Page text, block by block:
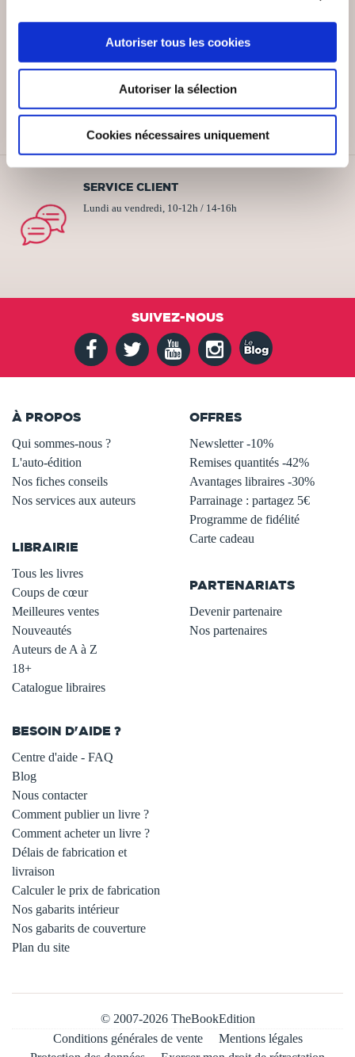
Autoriser tous les cookies
Autoriser la sélection
Cookies nécessaires uniquement
PAIEMENT SÉCURISÉ
Remises quantités jusqu'à -42%
SERVICE CLIENT
Lundi au vendredi, 10-12h / 14-16h
SUIVEZ-NOUS
À PROPOS
Qui sommes-nous ?
L'auto-édition
Nos fiches conseils
Nos services aux auteurs
LIBRAIRIE
Tous les livres
Coups de cœur
Meilleures ventes
Nouveautés
Auteurs de A à Z
18+
Catalogue libraires
OFFRES
Newsletter -10%
Remises quantités -42%
Avantages libraires -30%
Parrainage : partagez 5€
Programme de fidélité
Carte cadeau
PARTENARIATS
Devenir partenaire
Nos partenaires
BESOIN D'AIDE ?
Centre d'aide - FAQ
Blog
Nous contacter
Comment publier un livre ?
Comment acheter un livre ?
Délais de fabrication et
livraison
Calculer le prix de fabrication
Nos gabarits intérieur
Nos gabarits de couverture
Plan du site
© 2007-2026 TheBookEdition
Conditions générales de vente
Mentions légales